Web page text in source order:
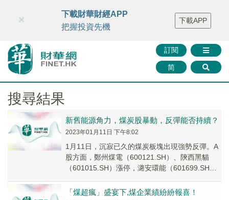
財華智庫網 FINTV FINMETA 財華證券 媒體矩陣
智庫沙龍
聯絡我們
訂閱
简
×
下載財華財經APP
把握投資先機
下載APP
搜尋結果
新舊能源角力，煤炭股暴動，反彈能否持續？
2023年01月11日 下午8:02
1月11日，沉寂已久的煤炭板塊出現強勢反彈。A
股方面，鄭州煤電（600121.SH）、陝西黑貓
（601015.SH）漲停，潞安環能（601699.SH）
「煤超瘋」盛宴下,煤企業績紛紛報喜！